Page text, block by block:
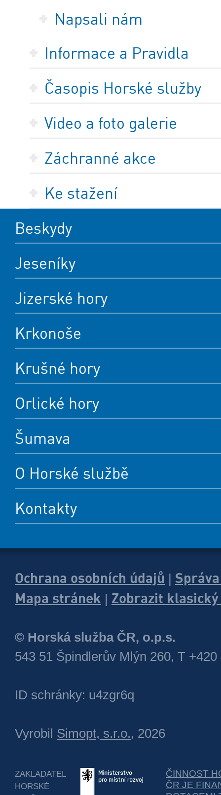
Napsali nám
Informace a Pravidla
Časopis Horské služby
Video a foto galerie
Záchranné akce
Ke stažení
Beskydy
Jeseníky
Jizerské hory
Krkonoše
Krušné hory
Orlické hory
Šumava
O Horské službě
Kontakty
Ochrana osobních údajů
Mapa stránek
Zobrazit
© Horská služba ČR, o.p.s.
543 51 Špindlerův Mlýn 260, T +420
ID schránky: u4zgr6q
Vyrobil Simopt, s.r.o., 2026
ZAKLADATEL
HORSKÉ
ČINNOST
ČR JE